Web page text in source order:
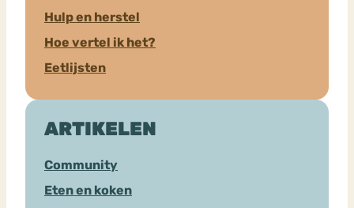
Hulp en herstel
Hoe vertel ik het?
Eetlijsten
ARTIKELEN
Community
Eten en koken